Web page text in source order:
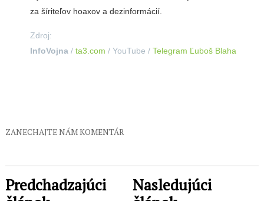
za šíriteľov hoaxov a dezinformácií.
Zdroj:
InfoVojna / ta3.com / YouTube / Telegram Ľuboš Blaha
ZANECHAJTE NÁM KOMENTÁR
Predchadzajúci
Nasledujúci